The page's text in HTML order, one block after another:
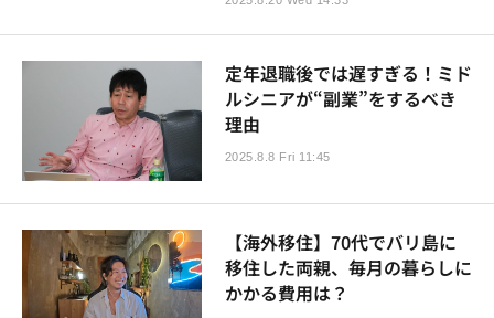
定年退職後では遅すぎる！ミド
ルシニアが“副業”をするべき
理由
2025.8.8 Fri 11:45
【海外移住】70代でバリ島に
移住した両親、毎月の暮らしに
かかる費用は？